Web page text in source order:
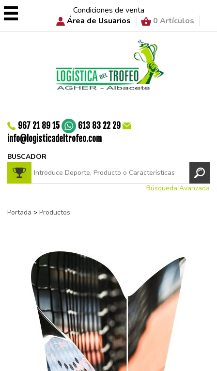
Condiciones de venta
Área de Usuarios
0 Artículos
967 21 89 15
613 83 22 29
info@logisticadeltrofeo.com
BUSCADOR
Búsqueda Avanzada
Portada > Productos